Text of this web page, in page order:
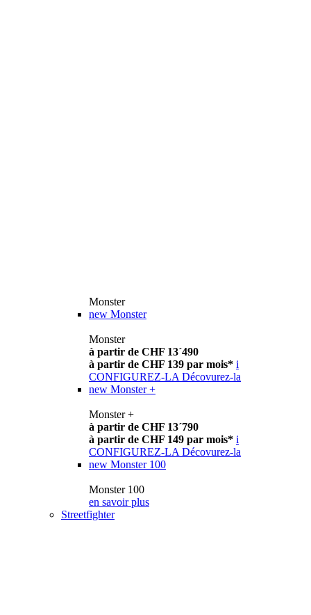
Monster
new Monster
Monster
à partir de CHF 13´490
à partir de CHF 139 par mois* i
CONFIGUREZ-LA Décovurez-la
new Monster +
Monster +
à partir de CHF 13´790
à partir de CHF 149 par mois* i
CONFIGUREZ-LA Décovurez-la
new Monster 100
Monster 100
en savoir plus
Streetfighter